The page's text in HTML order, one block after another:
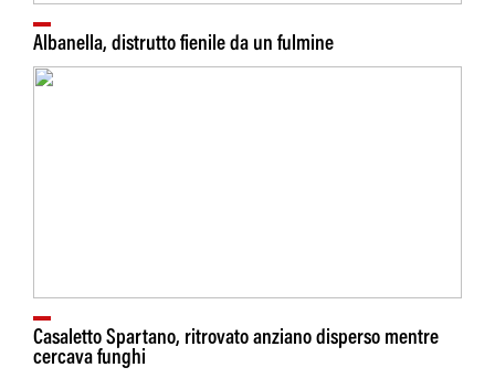
Albanella, distrutto fienile da un fulmine
Casaletto Spartano, ritrovato anziano disperso mentre
cercava funghi